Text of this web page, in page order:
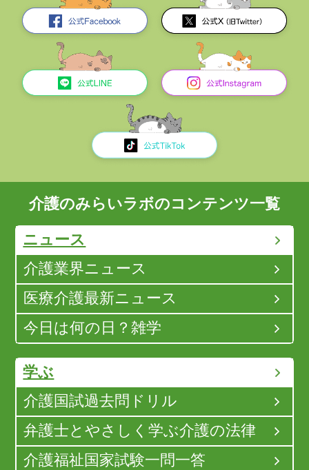
介護のみらいラボのコンテンツ一覧
ニュース
介護業界ニュース
医療介護最新ニュース
今日は何の日？雑学
学ぶ
介護国試過去問ドリル
弁護士とやさしく学ぶ介護の法律
介護福祉国家試験一問一答